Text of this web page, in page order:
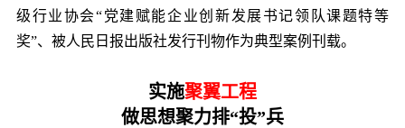
级行业协会“党建赋能企业创新发展书记领队课题特等
奖”、被人民日报出版社发行刊物作为典型案例刊载。
实施聚翼工程
做思想聚力排“投”兵